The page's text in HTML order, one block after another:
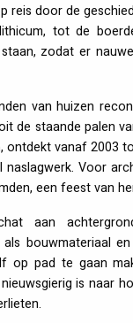
reis door de
tot de
zodat er
van huizen
de staande palen
ontdekt vanaf 2003
Voor
een feest van
aan
bouwmateriaal
op pad te gaan
is naar